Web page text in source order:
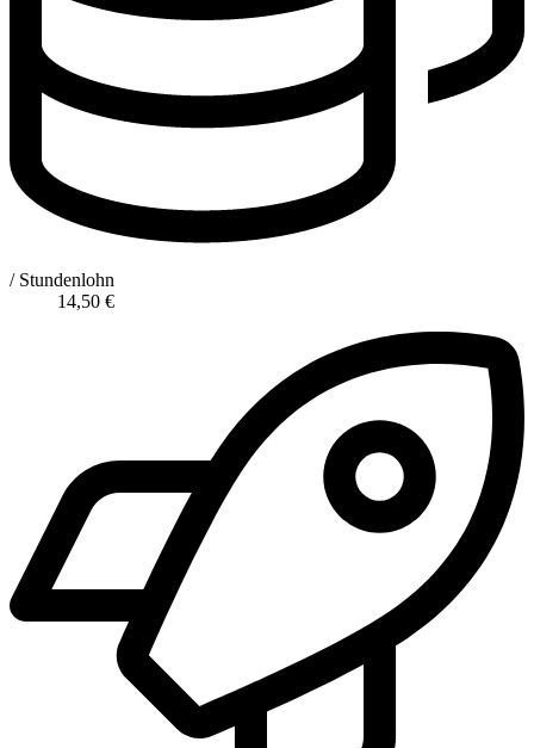
/ Stundenlohn
14,50 €